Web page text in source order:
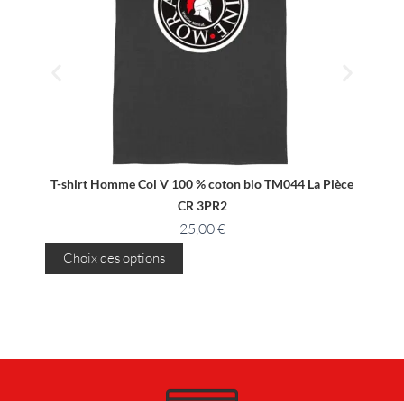
T-shirt Homme Col V 100 % coton bio TM044 La Pièce
CR 3PR2
25,00€
Choix des options
e
d